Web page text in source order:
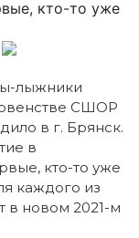
кто-то уже
лыжники
СШОР
в г. Брянск.
в
кто-то уже
каждого из
в новом 2021-м